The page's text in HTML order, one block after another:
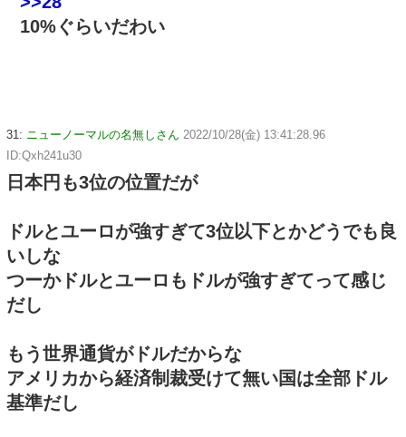
10%ぐらいだわい
31: ニューノーマルの名無しさん 2022/10/28(金) 13:41:28.96
ID:Qxh241u30
日本円も3位の位置だが
ドルとユーロが強すぎて3位以下とかどうでも良
いしな
つーかドルとユーロもドルが強すぎてって感じ
だし
もう世界通貨がドルだからな
アメリカから経済制裁受けて無い国は全部ドル
基準だし